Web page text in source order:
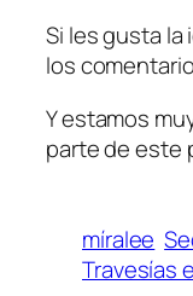
Si les gusta la
los
Y estamos
parte de este
míralee
Travesías